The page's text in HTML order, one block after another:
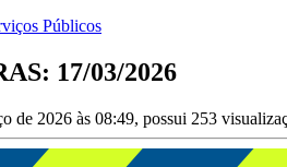
Públicos
17/03/2026
de 2026 às 08:49, possui 253